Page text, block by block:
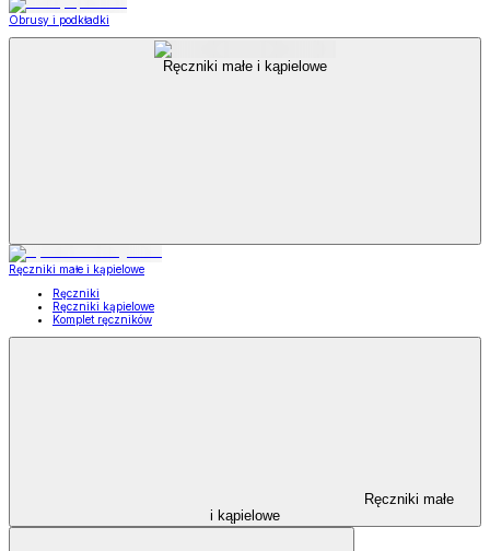
Obrusy i podkładki
Ręczniki małe i kąpielowe
Ręczniki małe i kąpielowe
Ręczniki
Ręczniki kąpielowe
Komplet ręczników
Ręczniki małe
i kąpielowe